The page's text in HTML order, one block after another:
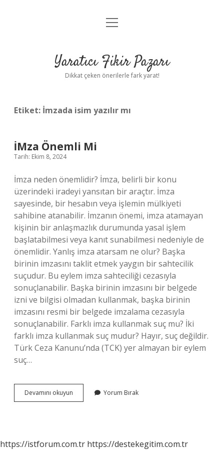
Anasayfa
Yasal Uyarı
menüyü
Yaratıcı Fikir Pazarı
Dikkat çeken önerilerle fark yarat!
Etiket: İmzada isim yazılır mı
İMza Önemli Mi
Tarih: Ekim 8, 2024
İmza neden önemlidir? İmza, belirli bir konu
üzerindeki iradeyi yansıtan bir araçtır. İmza
sayesinde, bir hesabın veya işlemin mülkiyeti
sahibine atanabilir. İmzanın önemi, imza atamayan
kişinin bir anlaşmazlık durumunda yasal işlem
başlatabilmesi veya kanıt sunabilmesi nedeniyle de
önemlidir. Yanlış imza atarsam ne olur? Başka
birinin imzasını taklit etmek yaygın bir sahtecilik
suçudur. Bu eylem imza sahteciliği cezasıyla
sonuçlanabilir. Başka birinin imzasını bir belgede
izni ve bilgisi olmadan kullanmak, başka birinin
imzasını resmi bir belgede imzalama cezasıyla
sonuçlanabilir. Farklı imza kullanmak suç mu? İki
farklı imza kullanmak suç mudur? Hayır, suç değildir.
Türk Ceza Kanunu’nda (TCK) yer almayan bir eylem
suç…
Devamını okuyun
Önemli
Yorum Bırak
https://istforum.com.tr https://destekegitim.com.tr